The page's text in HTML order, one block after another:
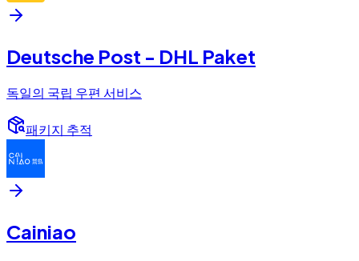
Deutsche Post - DHL Paket
독일의 국립 우편 서비스
패키지 추적
Cainiao